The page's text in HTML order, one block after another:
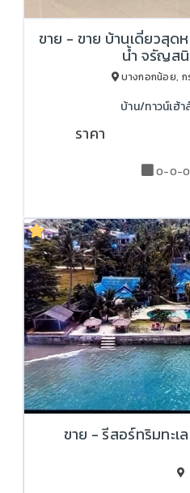
ขาย - ขาย บ้านเดี่ยวสุด
น้ำ จรัญส
บางกอกน้อย, ก
บ้าน/ทาวน์เฮ้
ราคา
0-0-
ขาย - รีสอร์ทริมทะเ